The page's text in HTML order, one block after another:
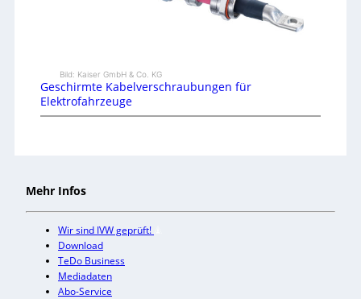
Bild: Kaiser GmbH & Co. KG
Geschirmte Kabelverschraubungen für
Elektrofahrzeuge
Mehr Infos
Wir sind IVW geprüft!
Download
TeDo Business
Mediadaten
Abo-Service